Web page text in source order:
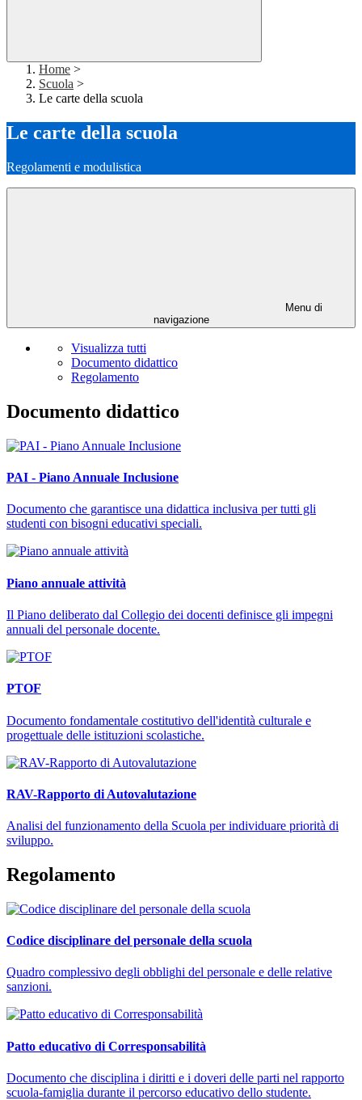
Home >
Scuola >
Le carte della scuola
Le carte della scuola
Regolamenti e modulistica
Menu di
navigazione
Visualizza tutti
Documento didattico
Regolamento
Documento didattico
PAI - Piano Annuale Inclusione
Documento che garantisce una didattica inclusiva per tutti gli
studenti con bisogni educativi speciali.
Piano annuale attività
Il Piano deliberato dal Collegio dei docenti definisce gli impegni
annuali del personale docente.
PTOF
Documento fondamentale costitutivo dell'identità culturale e
progettuale delle istituzioni scolastiche.
RAV-Rapporto di Autovalutazione
Analisi del funzionamento della Scuola per individuare priorità di
sviluppo.
Regolamento
Codice disciplinare del personale della scuola
Quadro complessivo degli obblighi del personale e delle relative
sanzioni.
Patto educativo di Corresponsabilità
Documento che disciplina i diritti e i doveri delle parti nel rapporto
scuola-famiglia durante il percorso educativo dello studente.